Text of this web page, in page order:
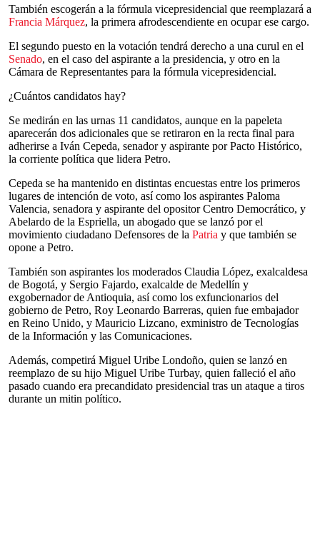
También escogerán a la fórmula vicepresidencial que reemplazará a
Francia Márquez, la primera afrodescendiente en ocupar ese cargo.
El segundo puesto en la votación tendrá derecho a una curul en el
Senado, en el caso del aspirante a la presidencia, y otro en la
Cámara de Representantes para la fórmula vicepresidencial.
¿Cuántos candidatos hay?
Se medirán en las urnas 11 candidatos, aunque en la papeleta
aparecerán dos adicionales que se retiraron en la recta final para
adherirse a Iván Cepeda, senador y aspirante por Pacto Histórico,
la corriente política que lidera Petro.
Cepeda se ha mantenido en distintas encuestas entre los primeros
lugares de intención de voto, así como los aspirantes Paloma
Valencia, senadora y aspirante del opositor Centro Democrático, y
Abelardo de la Espriella, un abogado que se lanzó por el
movimiento ciudadano Defensores de la Patria y que también se
opone a Petro.
También son aspirantes los moderados Claudia López, exalcaldesa
de Bogotá, y Sergio Fajardo, exalcalde de Medellín y
exgobernador de Antioquia, así como los exfuncionarios del
gobierno de Petro, Roy Leonardo Barreras, quien fue embajador
en Reino Unido, y Mauricio Lizcano, exministro de Tecnologías
de la Información y las Comunicaciones.
Además, competirá Miguel Uribe Londoño, quien se lanzó en
reemplazo de su hijo Miguel Uribe Turbay, quien falleció el año
pasado cuando era precandidato presidencial tras un ataque a tiros
durante un mitin político.